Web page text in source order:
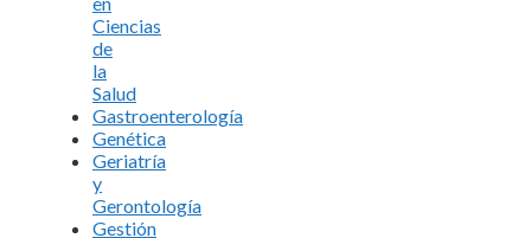
Ciencias
de
la
Salud
Gastroenterología
Genética
Geriatría
y
Gerontología
Gestión